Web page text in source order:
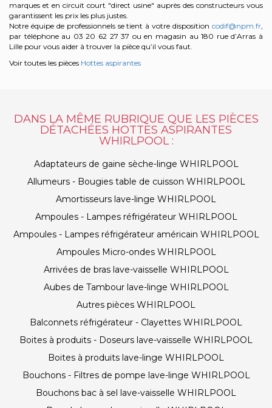
marques et en circuit court "direct usine" auprès des constructeurs vous
garantissent les prix les plus justes.
Notre équipe de professionnels se tient à votre disposition codif@npm.fr,
par téléphone au 03 20 62 27 37 ou en magasin au 180 rue d’Arras à
Lille pour vous aider à trouver la pièce qu’il vous faut.
Voir toutes les pièces Hottes aspirantes
DANS LA MÊME RUBRIQUE QUE LES PIÈCES
DÉTACHÉES HOTTES ASPIRANTES
WHIRLPOOL :
Adaptateurs de gaine sèche-linge WHIRLPOOL
Allumeurs - Bougies table de cuisson WHIRLPOOL
Amortisseurs lave-linge WHIRLPOOL
Ampoules - Lampes réfrigérateur WHIRLPOOL
Ampoules - Lampes réfrigérateur américain WHIRLPOOL
Ampoules Micro-ondes WHIRLPOOL
Arrivées de bras lave-vaisselle WHIRLPOOL
Aubes de Tambour lave-linge WHIRLPOOL
Autres pièces WHIRLPOOL
Balconnets réfrigérateur - Clayettes WHIRLPOOL
Boites à produits - Doseurs lave-vaisselle WHIRLPOOL
Boites à produits lave-linge WHIRLPOOL
Bouchons - Filtres de pompe lave-linge WHIRLPOOL
Bouchons bac à sel lave-vaisselle WHIRLPOOL